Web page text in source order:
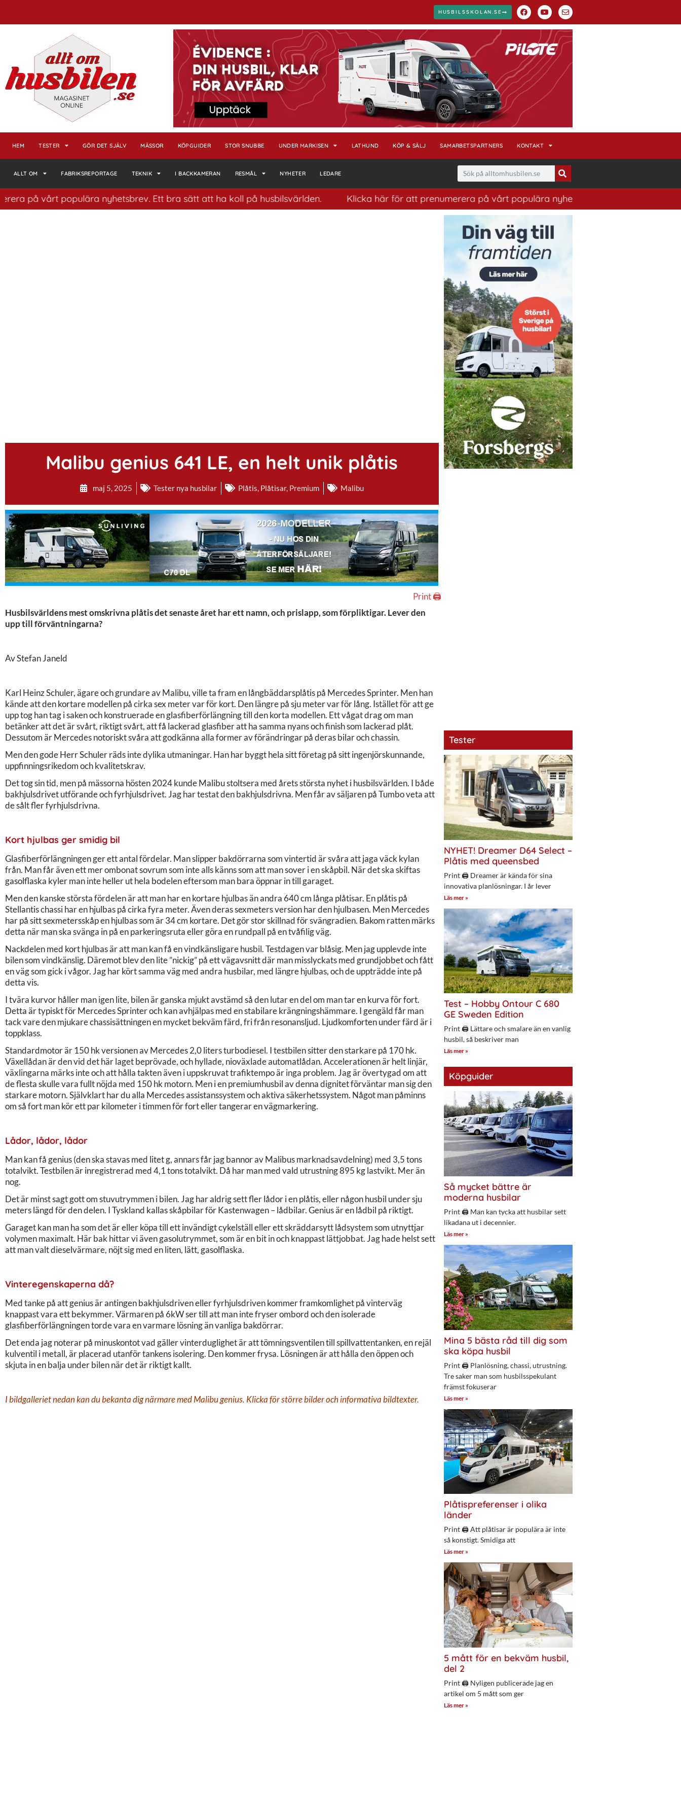
HUSBILSSKOLAN.SE
HEM TESTER GÖR DET SJÄLV MÄSSOR KÖPGUIDER STOR SNUBBE UNDER MARKISEN LATHUND KÖP & SÄLJ SAMARBETSPARTNERS KONTAKT
ALLT OM FABRIKSREPORTAGE TEKNIK I BACKKAMERAN RESMÅL NYHETER LEDARE
populära nyhetsbrev. Ett bra sätt att ha koll på husbilsvärlden. Klicka här för att prenumerera på vårt populära nyhetsbrev. Ett bra sätt att ha koll på
Malibu genius 641 LE, en helt unik plåtis
maj 5, 2025 Tester nya husbilar Plåtis, Plåtisar, Premium Malibu
Print 🖨
Husbilsvärldens mest omskrivna plåtis det senaste året har ett namn, och prislapp, som förpliktigar. Lever den
upp till förväntningarna?
Av Stefan Janeld
Karl Heinz Schuler, ägare och grundare av Malibu, ville ta fram en långbäddarsplåtis på Mercedes Sprinter. Men han
kände att den kortare modellen på cirka sex meter var för kort. Den längre på sju meter var för lång. Istället för att ge
upp tog han tag i saken och konstruerade en glasfiberförlängning till den korta modellen. Ett vågat drag om man
betänker att det är svårt, riktigt svårt, att få lackerad glasfiber att ha samma nyans och finish som lackerad plåt.
Dessutom är Mercedes notoriskt svåra att godkänna alla former av förändringar på deras bilar och chassin.
Men den gode Herr Schuler räds inte dylika utmaningar. Han har byggt hela sitt företag på sitt ingenjörskunnande,
uppfinningsrikedom och kvalitetskrav.
Det tog sin tid, men på mässorna hösten 2024 kunde Malibu stoltsera med årets största nyhet i husbilsvärlden. I både
bakhjulsdrivet utförande och fyrhjulsdrivet. Jag har testat den bakhjulsdrivna. Men får av säljaren på Tumbo veta att
de sålt fler fyrhjulsdrivna.
Kort hjulbas ger smidig bil
Glasfiberförlängningen ger ett antal fördelar. Man slipper bakdörrarna som vintertid är svåra att jaga väck kylan
från. Man får även ett mer ombonat sovrum som inte alls känns som att man sover i en skåpbil. När det ska skiftas
gasolflaska kyler man inte heller ut hela bodelen eftersom man bara öppnar in till garaget.
Men den kanske största fördelen är att man har en kortare hjulbas än andra 640 cm långa plåtisar. En plåtis på
Stellantis chassi har en hjulbas på cirka fyra meter. Även deras sexmeters version har den hjulbasen. Men Mercedes
har på sitt sexmetersskåp en hjulbas som är 34 cm kortare. Det gör stor skillnad för svängradien. Bakom ratten märks
detta när man ska svänga in på en parkeringsruta eller göra en rundpall på en tvåfilig väg.
Nackdelen med kort hjulbas är att man kan få en vindkänsligare husbil. Testdagen var blåsig. Men jag upplevde inte
bilen som vindkänslig. Däremot blev den lite ”nickig” på ett vägavsnitt där man misslyckats med grundjobbet och fått
en väg som gick i vågor. Jag har kört samma väg med andra husbilar, med längre hjulbas, och de uppträdde inte på
detta vis.
I tvära kurvor håller man igen lite, bilen är ganska mjukt avstämd så den lutar en del om man tar en kurva för fort.
Detta är typiskt för Mercedes Sprinter och kan avhjälpas med en stabilare krängningshämmare. I gengäld får man
tack vare den mjukare chassisättningen en mycket bekväm färd, fri från resonansljud. Ljudkomforten under färd är i
toppklass.
Standardmotor är 150 hk versionen av Mercedes 2,0 liters turbodiesel. I testbilen sitter den starkare på 170 hk.
Växellådan är den vid det här laget beprövade, och hyllade, nioväxlade automatlådan. Accelerationen är helt linjär,
växlingarna märks inte och att hålla takten även i uppskruvat trafiktempo är inga problem. Jag är övertygad om att
de flesta skulle vara fullt nöjda med 150 hk motorn. Men i en premiumhusbil av denna dignitet förväntar man sig den
starkare motorn. Självklart har du alla Mercedes assistanssystem och aktiva säkerhetssystem. Något man påminns
om så fort man kör ett par kilometer i timmen för fort eller tangerar en vägmarkering.
Lådor, lådor, lådor
Man kan få genius (den ska stavas med litet g, annars får jag bannor av Malibus marknadsavdelning) med 3,5 tons
totalvikt. Testbilen är inregistrerad med 4,1 tons totalvikt. Då har man med vald utrustning 895 kg lastvikt. Mer än
nog.
Det är minst sagt gott om stuvutrymmen i bilen. Jag har aldrig sett fler lådor i en plåtis, eller någon husbil under sju
meters längd för den delen. I Tyskland kallas skåpbilar för Kastenwagen – lådbilar. Genius är en lådbil på riktigt.
Garaget kan man ha som det är eller köpa till ett invändigt cykelställ eller ett skräddarsytt lådsystem som utnyttjar
volymen maximalt. Här bak hittar vi även gasolutrymmet, som är en bit in och knappast lättjobbat. Jag hade helst sett
att man valt dieselvärmare, nöjt sig med en liten, lätt, gasolflaska.
Vinteregenskaperna då?
Med tanke på att genius är antingen bakhjulsdriven eller fyrhjulsdriven kommer framkomlighet på vinterväg
knappast vara ett bekymmer. Värmaren på 6kW ser till att man inte fryser ombord och den isolerade
glasfiberförlängningen torde vara en varmare lösning än vanliga bakdörrar.
Det enda jag noterar på minuskontot vad gäller vinterduglighet är att tömningsventilen till spillvattentanken, en rejäl
kulventil i metall, är placerad utanför tankens isolering. Den kommer frysa. Lösningen är att hålla den öppen och
skjuta in en balja under bilen när det är riktigt kallt.
I bildgalleriet nedan kan du bekanta dig närmare med Malibu genius. Klicka för större bilder och informativa bildtexter.
Tester
NYHET! Dreamer D64 Select –
Plåtis med queensbed
Print 🖨 Dreamer är kända för sina
innovativa planlösningar. I år lever
Läs mer »
Test – Hobby Ontour C 680
GE Sweden Edition
Print 🖨 Lättare och smalare än en vanlig
husbil, så beskriver man
Läs mer »
Köpguider
Så mycket bättre är
moderna husbilar
Print 🖨 Man kan tycka att husbilar sett
likadana ut i decennier.
Läs mer »
Mina 5 bästa råd till dig som
ska köpa husbil
Print 🖨 Planlösning, chassi, utrustning.
Tre saker man som husbilsspekulant
främst fokuserar
Läs mer »
Plåtispreferenser i olika
länder
Print 🖨 Att plåtisar är populära är inte
så konstigt. Smidiga att
Läs mer »
5 mått för en bekväm husbil,
del 2
Print 🖨 Nyligen publicerade jag en
artikel om 5 mått som ger
Läs mer »